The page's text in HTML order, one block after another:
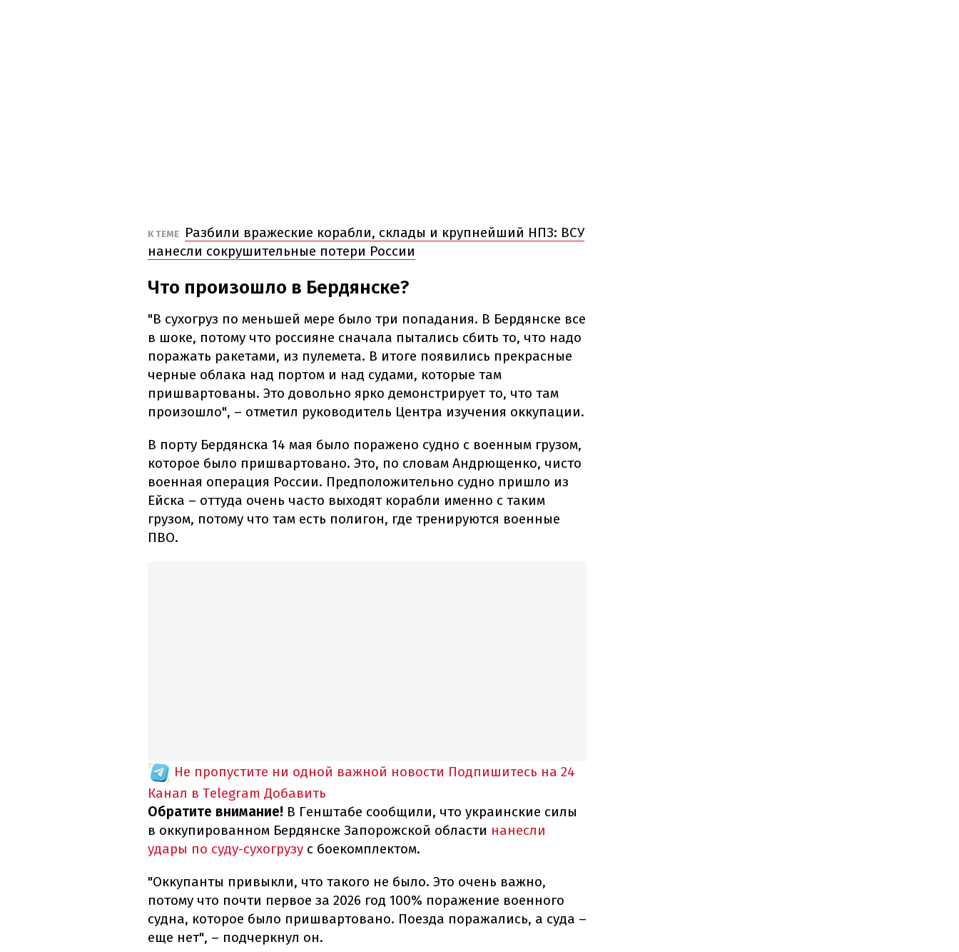
К ТЕМЕ
Разбили вражеские корабли, склады и крупнейший НПЗ: ВСУ
нанесли сокрушительные потери России
Что произошло в Бердянске?
"В сухогруз по меньшей мере было три попадания. В Бердянске все
в шоке, потому что россияне сначала пытались сбить то, что надо
поражать ракетами, из пулемета. В итоге появились прекрасные
черные облака над портом и над судами, которые там
пришвартованы. Это довольно ярко демонстрирует то, что там
произошло", – отметил руководитель Центра изучения оккупации.
В порту Бердянска 14 мая было поражено судно с военным грузом,
которое было пришвартовано. Это, по словам Андрющенко, чисто
военная операция России. Предположительно судно пришло из
Ейска – оттуда очень часто выходят корабли именно с таким
грузом, потому что там есть полигон, где тренируются военные
ПВО.
Не пропустите ни одной важной новости Подпишитесь на 24
Канал в Telegram Добавить
Обратите внимание! В Генштабе сообщили, что украинские силы
в оккупированном Бердянске Запорожской области нанесли
удары по суду-сухогрузу с боекомплектом.
"Оккупанты привыкли, что такого не было. Это очень важно,
потому что почти первое за 2026 год 100% поражение военного
судна, которое было пришвартовано. Поезда поражались, а суда –
еще нет", – подчеркнул он.